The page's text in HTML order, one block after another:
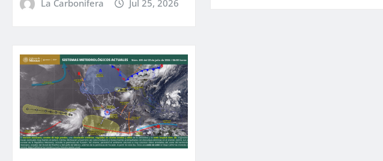
La Carbonifera Jul 25, 2026